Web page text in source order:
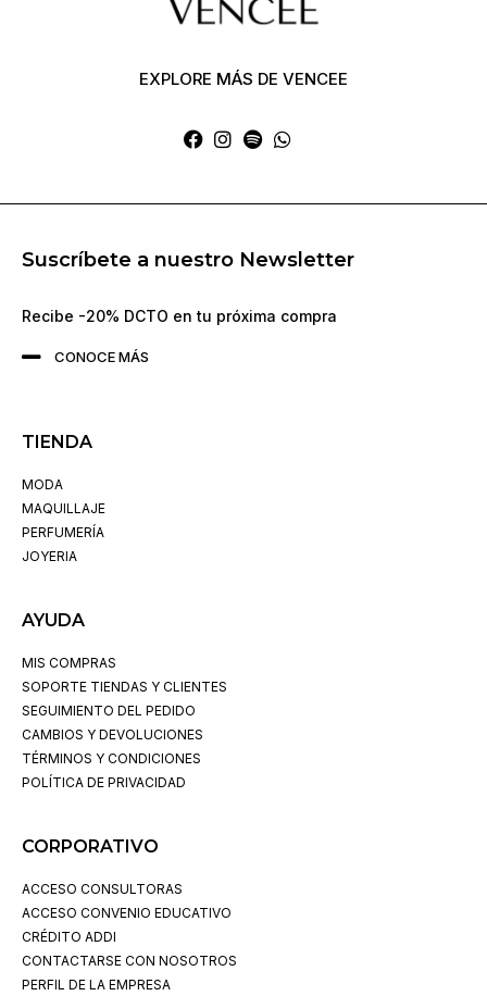
EXPLORE MÁS DE VENCEE
Suscríbete a nuestro Newsletter
Recibe -20% DCTO en tu próxima compra
CONOCE MÁS
TIENDA
MODA
MAQUILLAJE
PERFUMERÍA
JOYERIA
AYUDA
MIS COMPRAS
SOPORTE TIENDAS Y CLIENTES
SEGUIMIENTO DEL PEDIDO
CAMBIOS Y DEVOLUCIONES
TÉRMINOS Y CONDICIONES
POLÍTICA DE PRIVACIDAD
CORPORATIVO
ACCESO CONSULTORAS
ACCESO CONVENIO EDUCATIVO
CRÉDITO ADDI
CONTACTARSE CON NOSOTROS
PERFIL DE LA EMPRESA